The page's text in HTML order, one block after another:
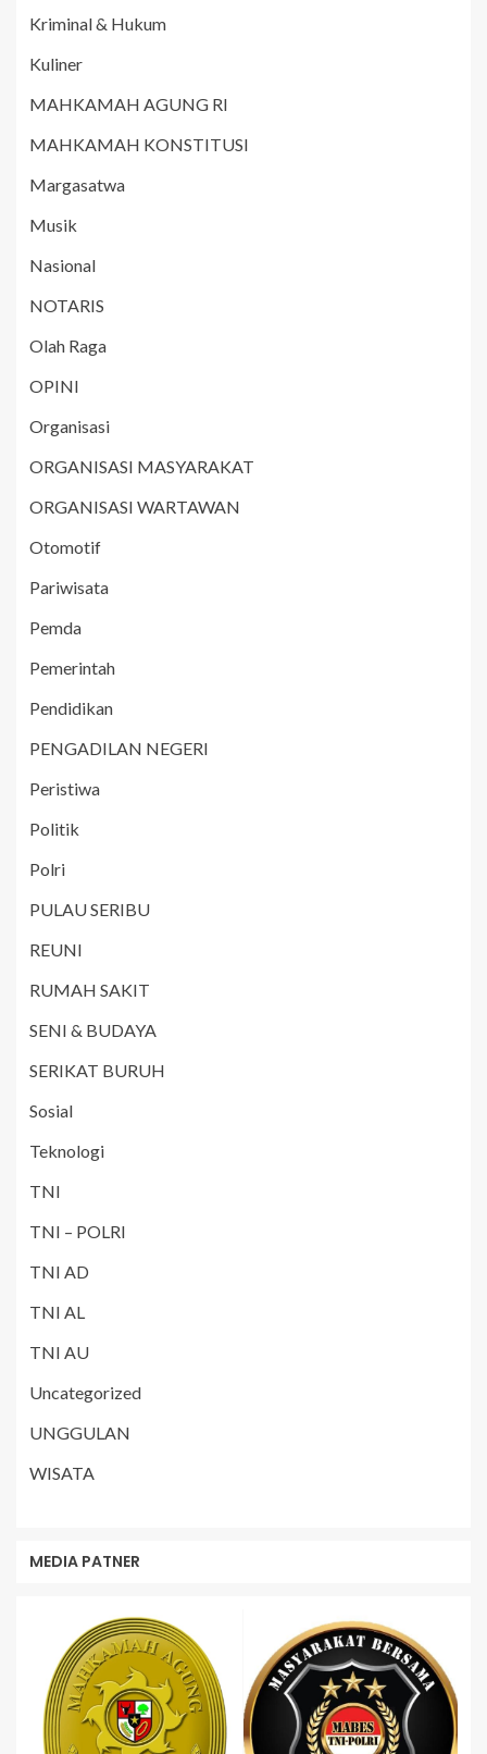
Kriminal & Hukum
Kuliner
MAHKAMAH AGUNG RI
MAHKAMAH KONSTITUSI
Margasatwa
Musik
Nasional
NOTARIS
Olah Raga
OPINI
Organisasi
ORGANISASI MASYARAKAT
ORGANISASI WARTAWAN
Otomotif
Pariwisata
Pemda
Pemerintah
Pendidikan
PENGADILAN NEGERI
Peristiwa
Politik
Polri
PULAU SERIBU
REUNI
RUMAH SAKIT
SENI & BUDAYA
SERIKAT BURUH
Sosial
Teknologi
TNI
TNI – POLRI
TNI AD
TNI AL
TNI AU
Uncategorized
UNGGULAN
WISATA
MEDIA PATNER